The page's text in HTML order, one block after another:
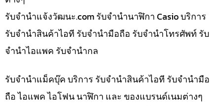
รับจํานําแจ้งวัฒนะ.com รับจำนำนาฬิกา Casio บริการ
รับจำนำสินค้าไอที รับจำนำมือถือ รับจำนำโทรศัพท์ รับ
จำนำไอแพค รับจำนำกล
รับจำนำแม็คบุ๊ค บริการ รับจำนำสินค้าไอที รับจำนำมือ
ถือ ไอแพค ไอโฟน นาฬิกา และ ของแบรนด์เนมต่างๆ